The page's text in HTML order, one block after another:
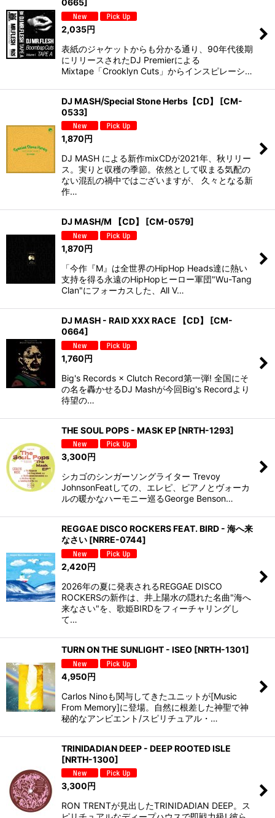
2,035円
表紙のジャケットからも分かる通り、90年代後期
にリリースされたDJ Premierによる
Mixtape「Crooklyn Cuts」からインスピレーシ…
DJ MASH/Special Stone Herbs【CD】 [CM-
0533]
1,870円
DJ MASH による新作mixCDが2021年、秋リリー
ス。実りと収穫の季節。依然として収まる気配の
ない混乱の禍中ではございますが、 久々となる新
作…
DJ MASH/M 【CD】 [CM-0579]
1,870円
「今作『M』は全世界のHipHop Heads達に熱い
支持を得る永遠のHipHopヒーロー軍団"Wu-Tang
Clan"にフォーカスした、All V…
DJ MASH - RAID XXX RACE 【CD】 [CM-
0664]
1,760円
Big's Records × Clutch Record第一弾! 全国にそ
の名を轟かせるDJ Mashが今回Big's Recordより
待望の…
THE SOUL POPS - MASK EP [NRTH-1293]
3,300円
シカゴのシンガーソングライター Trevoy
JohnsonFeatしての、エレピ、ピアノとヴォーカ
ルの暖かなハーモニー巡るGeorge Benson…
REGGAE DISCO ROCKERS FEAT. BIRD - 海へ来
なさい [NRRE-0744]
2,420円
2026年の夏に発表されるREGGAE DISCO
ROCKERSの新作は、井上陽水の隠れた名曲"海へ
来なさい"を、歌姫BIRDをフィーチャリングし
て…
TURN ON THE SUNLIGHT - ISEO [NRTH-1301]
4,950円
Carlos Ninoも関与してきたユニットが[Music
From Memory]に登場。自然に根差した神聖で神
秘的なアンビエント/スピリチュアル・…
TRINIDADIAN DEEP - DEEP ROOTED ISLE
[NRTH-1300]
3,300円
RON TRENTが見出したTRINIDADIAN DEEP。ス